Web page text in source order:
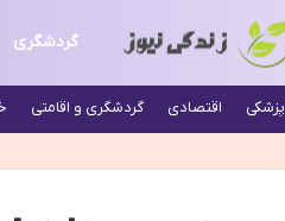
گردشگری
پزشکی اقتصادی گردشگری و اقامتی